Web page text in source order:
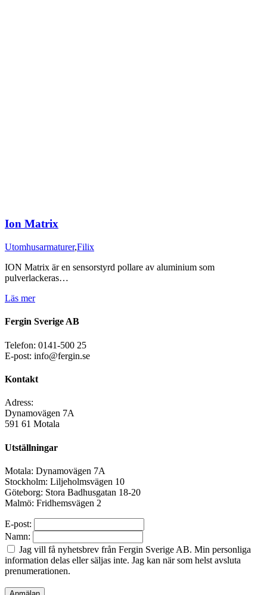
Ion Matrix
Utomhusarmaturer,Filix
ION Matrix är en sensorstyrd pollare av aluminium som
pulverlackeras…
Läs mer
Fergin Sverige AB
Telefon: 0141-500 25
E-post: info@fergin.se
Kontakt
Adress:
Dynamovägen 7A
591 61 Motala
Utställningar
Motala: Dynamovägen 7A
Stockholm: Liljeholmsvägen 10
Göteborg: Stora Badhusgatan 18-20
Malmö: Fridhemsvägen 2
E-post:
Namn:
Jag vill få nyhetsbrev från Fergin Sverige AB. Min personliga
information delas eller säljas inte. Jag kan när som helst avsluta
prenumerationen.